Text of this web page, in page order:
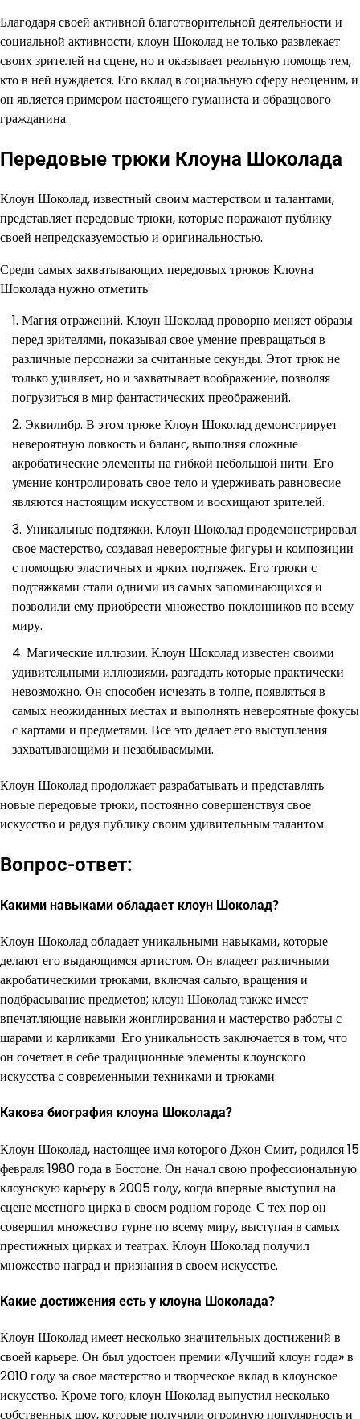
Благодаря своей активной благотворительной деятельности и
социальной активности, клоун Шоколад не только развлекает
своих зрителей на сцене, но и оказывает реальную помощь тем,
кто в ней нуждается. Его вклад в социальную сферу неоценим, и
он является примером настоящего гуманиста и образцового
гражданина.
Передовые трюки Клоуна Шоколада
Клоун Шоколад, известный своим мастерством и талантами,
представляет передовые трюки, которые поражают публику
своей непредсказуемостью и оригинальностью.
Среди самых захватывающих передовых трюков Клоуна
Шоколада нужно отметить:
Магия отражений. Клоун Шоколад проворно меняет образы
перед зрителями, показывая свое умение превращаться в
различные персонажи за считанные секунды. Этот трюк не
только удивляет, но и захватывает воображение, позволяя
погрузиться в мир фантастических преображений.
Эквилибр. В этом трюке Клоун Шоколад демонстрирует
невероятную ловкость и баланс, выполняя сложные
акробатические элементы на гибкой небольшой нити. Его
умение контролировать свое тело и удерживать равновесие
являются настоящим искусством и восхищают зрителей.
Уникальные подтяжки. Клоун Шоколад продемонстрировал
свое мастерство, создавая невероятные фигуры и композиции
с помощью эластичных и ярких подтяжек. Его трюки с
подтяжками стали одними из самых запоминающихся и
позволили ему приобрести множество поклонников по всему
миру.
Магические иллюзии. Клоун Шоколад известен своими
удивительными иллюзиями, разгадать которые практически
невозможно. Он способен исчезать в толпе, появляться в
самых неожиданных местах и выполнять невероятные фокусы
с картами и предметами. Все это делает его выступления
захватывающими и незабываемыми.
Клоун Шоколад продолжает разрабатывать и представлять
новые передовые трюки, постоянно совершенствуя свое
искусство и радуя публику своим удивительным талантом.
Вопрос-ответ:
Какими навыками обладает клоун Шоколад?
Клоун Шоколад обладает уникальными навыками, которые
делают его выдающимся артистом. Он владеет различными
акробатическими трюками, включая сальто, вращения и
подбрасывание предметов; клоун Шоколад также имеет
впечатляющие навыки жонглирования и мастерство работы с
шарами и карликами. Его уникальность заключается в том, что
он сочетает в себе традиционные элементы клоунского
искусства с современными техниками и трюками.
Какова биография клоуна Шоколада?
Клоун Шоколад, настоящее имя которого Джон Смит, родился 15
февраля 1980 года в Бостоне. Он начал свою профессиональную
клоунскую карьеру в 2005 году, когда впервые выступил на
сцене местного цирка в своем родном городе. С тех пор он
совершил множество турне по всему миру, выступая в самых
престижных цирках и театрах. Клоун Шоколад получил
множество наград и признания в своем искусстве.
Какие достижения есть у клоуна Шоколада?
Клоун Шоколад имеет несколько значительных достижений в
своей карьере. Он был удостоен премии «Лучший клоун года» в
2010 году за свое мастерство и творческое вклад в клоунское
искусство. Кроме того, клоун Шоколад выпустил несколько
собственных шоу, которые получили огромную популярность и